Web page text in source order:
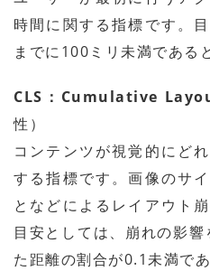
時間に関する指標です。
までに100ミリ未満である
CLS：Cumulative
性）
コンテンツが視覚的にど
する指標です。画像のサ
となどによるレイアウト
目安としては、崩れの影
た距離の割合が0.1未満で